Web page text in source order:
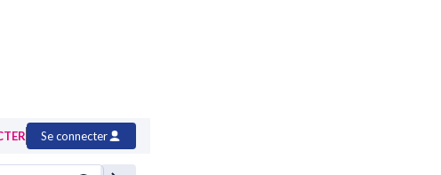
Se connecter
JavaScript